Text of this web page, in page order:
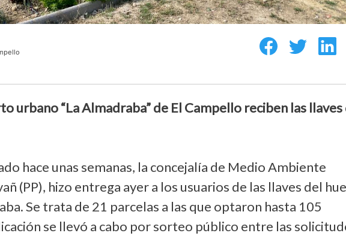
urbano “La Almadraba” de El Campello reciben las
hace unas semanas, la concejalía de Medio Ambiente
(PP), hizo entrega ayer a los usuarios de las llaves del
Se trata de 21 parcelas a las que optaron hasta 105
se llevó a cabo por sorteo público entre las